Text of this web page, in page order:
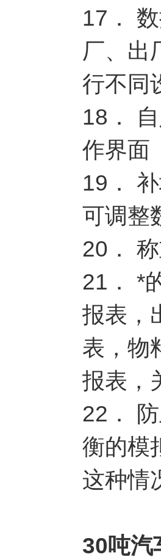
17．
厂、出
行不同
18．
作界面
19．
可调整
20．
21． *
报表，
表，物
报表，
22．
衡的模
这种情
30吨汽